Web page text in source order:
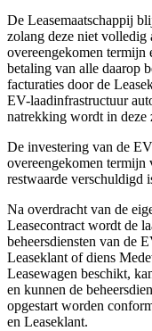
De Leasemaatschappij
zolang deze niet volledig
overeengekomen termijn
betaling van alle daarop
facturaties door de
EV-laadinfrastructuur
natrekking wordt in
De investering van de
overeengekomen termijn
restwaarde verschuldigd
Na overdracht van de
Leasecontract wordt de
beheersdiensten van de
Leaseklant of diens
Leasewagen beschikt,
en kunnen de
opgestart worden
en Leaseklant.